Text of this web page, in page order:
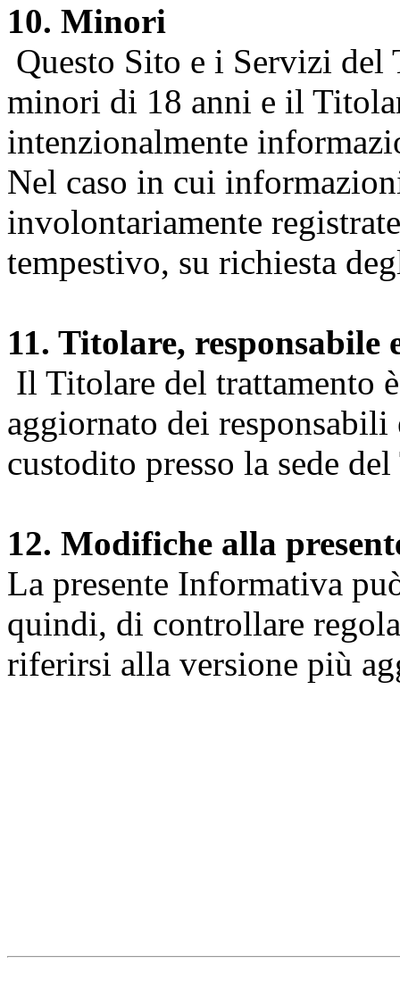
10. Minori
Questo Sito e i Servizi del
minori di 18 anni e il
intenzionalmente
Nel caso in cui
involontariamente
tempestivo, su richiesta
11. Titolare, responsabile
Il Titolare del trattamento
aggiornato dei
custodito presso la sede
12. Modifiche alla
La presente Informativa
quindi, di controllare
riferirsi alla versione più